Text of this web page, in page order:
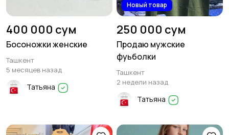
400 000 сум
Босоножки женские
Ташкент
5 месяцев назад
Татьяна
Новый товар
250 000 сум
Продаю мужские
фуьболки
Ташкент
2 недели назад
Татьяна